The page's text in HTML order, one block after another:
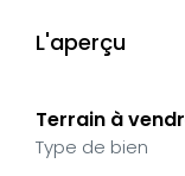
L'aperçu
Terrain à
Type de bien